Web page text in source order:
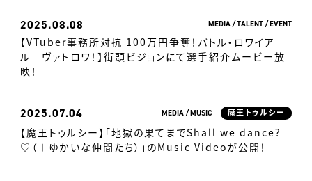
2025 08.08 MEDIA TALENT EVENT
【VTuber事務所対抗 100万円争奪！バトル・ロワイア
ル ヴァトロワ！】街頭ビジョンにて選手紹介ムービー放
映！
2025 07.04 MEDIA MUSIC 魔王トゥルシー
【魔王トゥルシー】「地獄の果てまでShall we dance?
♡（＋ゆかいな仲間たち）」のMusic Videoが公開！